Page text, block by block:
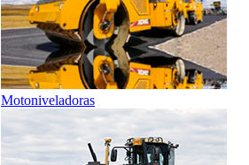
Motoniveladoras